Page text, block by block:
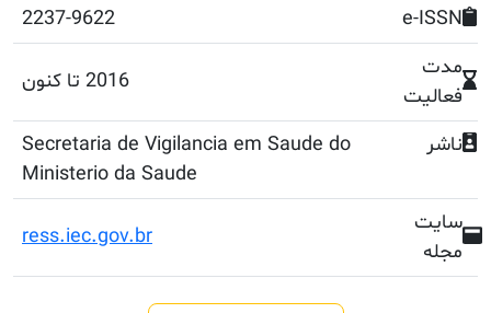
2237-9622
Secretaria de Vigilancia em Saude do
Ministerio da Saude
ress.iec.gov.br